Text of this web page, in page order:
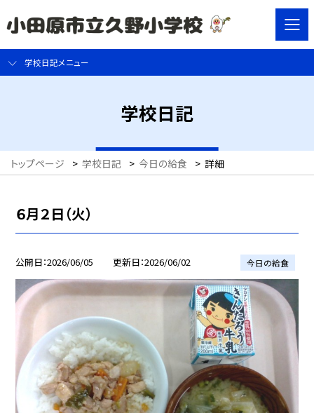
学校日記メニュー
学校日記
トップページ > 学校日記 > 今日の給食 > 詳細
６月２日（火）
公開日 2026/06/05 更新日 2026/06/02 今日の給食